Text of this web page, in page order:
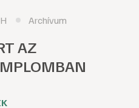
Archívum
AZ